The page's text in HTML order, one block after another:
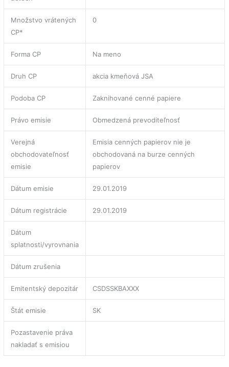
Množstvo vrátených
CP*
0
Forma CP Na meno
Druh CP akcia kmeňová JSA
Podoba CP Zaknihované cenné papiere
Právo emisie Obmedzená prevoditeľnosť
Verejná
obchodovateľnosť
emisie
Emisia cenných papierov nie je
obchodovaná na burze cenných
papierov
Dátum emisie 29.01.2019
Dátum registrácie 29.01.2019
Dátum
splatnosti/vyrovnania
Dátum zrušenia
Emitentský depozitár CSDSSKBAXXX
Štát emisie SK
Pozastavenie práva
nakladať s emisiou